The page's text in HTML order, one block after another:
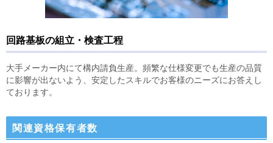
回路基板の組立・検査工程
大手メーカー内にて構内請負生産。頻繁な仕様変更でも生産の品質
に影響が出ないよう、安定したスキルでお客様のニーズにお答えし
ております。
関連資格保有者数